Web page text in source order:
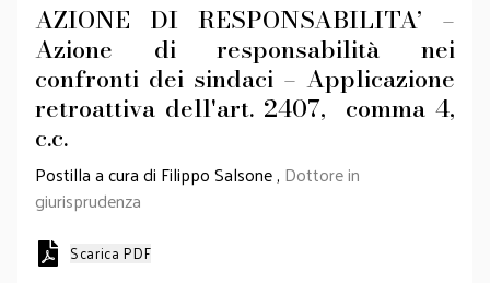
AZIONE DI RESPONSABILITA’ –
Azione di responsabilità nei
confronti dei sindaci – Applicazione
retroattiva dell'art. 2407, comma 4,
c.c.
Postilla a cura di Filippo Salsone , Dottore in
giurisprudenza
Scarica PDF